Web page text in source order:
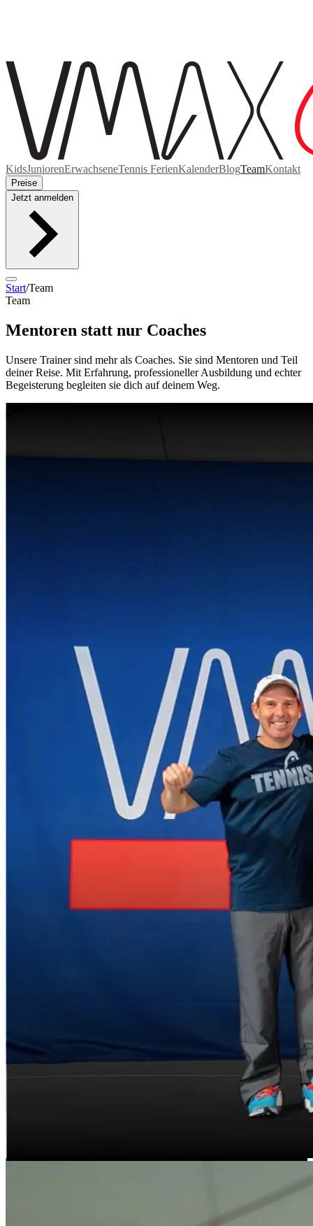
KidsJuniorenErwachseneTennis FerienKalenderBlogTeamKontakt
Preise
Jetzt anmelden
Start/Team
Team
Mentoren statt nur Coaches
Unsere Trainer sind mehr als Coaches. Sie sind Mentoren und Teil
deiner Reise. Mit Erfahrung, professioneller Ausbildung und echter
Begeisterung begleiten sie dich auf deinem Weg.